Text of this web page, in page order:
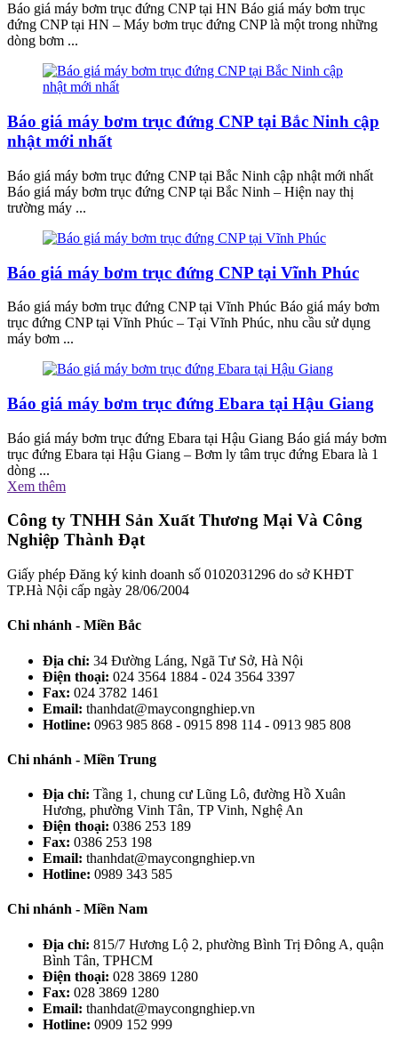
Báo giá máy bơm trục đứng CNP tại HN Báo giá máy bơm trục
đứng CNP tại HN – Máy bơm trục đứng CNP là một trong những
dòng bơm ...
Báo giá máy bơm trục đứng CNP tại Bắc Ninh cập
nhật mới nhất
Báo giá máy bơm trục đứng CNP tại Bắc Ninh cập nhật mới nhất
Báo giá máy bơm trục đứng CNP tại Bắc Ninh – Hiện nay thị
trường máy ...
Báo giá máy bơm trục đứng CNP tại Vĩnh Phúc
Báo giá máy bơm trục đứng CNP tại Vĩnh Phúc Báo giá máy bơm
trục đứng CNP tại Vĩnh Phúc – Tại Vĩnh Phúc, nhu cầu sử dụng
máy bơm ...
Báo giá máy bơm trục đứng Ebara tại Hậu Giang
Báo giá máy bơm trục đứng Ebara tại Hậu Giang Báo giá máy bơm
trục đứng Ebara tại Hậu Giang – Bơm ly tâm trục đứng Ebara là 1
dòng ...
Xem thêm
Công ty TNHH Sản Xuất Thương Mại Và Công
Nghiệp Thành Đạt
Giấy phép Đăng ký kinh doanh số 0102031296 do sở KHĐT
TP.Hà Nội cấp ngày 28/06/2004
Chi nhánh - Miền Bắc
Địa chỉ: 34 Đường Láng, Ngã Tư Sở, Hà Nội
Điện thoại: 024 3564 1884 - 024 3564 3397
Fax: 024 3782 1461
Email: thanhdat@maycongnghiep.vn
Hotline: 0963 985 868 - 0915 898 114 - 0913 985 808
Chi nhánh - Miền Trung
Địa chỉ: Tầng 1, chung cư Lũng Lô, đường Hồ Xuân
Hương, phường Vinh Tân, TP Vinh, Nghệ An
Điện thoại: 0386 253 189
Fax: 0386 253 198
Email: thanhdat@maycongnghiep.vn
Hotline: 0989 343 585
Chi nhánh - Miền Nam
Địa chỉ: 815/7 Hương Lộ 2, phường Bình Trị Đông A, quận
Bình Tân, TPHCM
Điện thoại: 028 3869 1280
Fax: 028 3869 1280
Email: thanhdat@maycongnghiep.vn
Hotline: 0909 152 999